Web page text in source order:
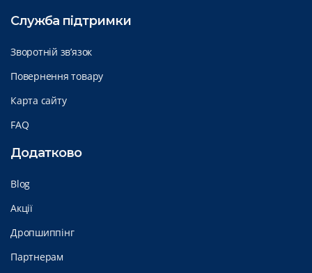
Служба підтримки
Зворотній зв’язок
Повернення товару
Карта сайту
FAQ
Додатково
Blog
Акції
Дропшиппінг
Партнерам